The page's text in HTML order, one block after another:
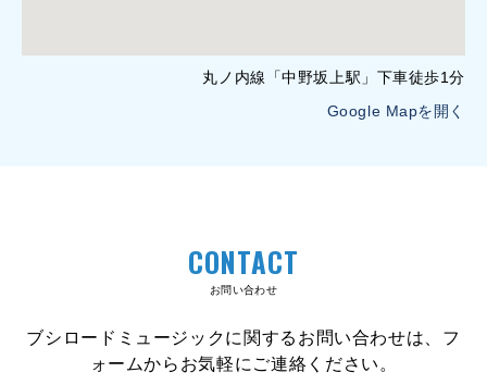
丸ノ内線「中野坂上駅」下車徒歩1分
Google Mapを開く
CONTACT
お問い合わせ
ブシロードミュージックに関するお問い合わせは、フ
ォームからお気軽にご連絡ください。